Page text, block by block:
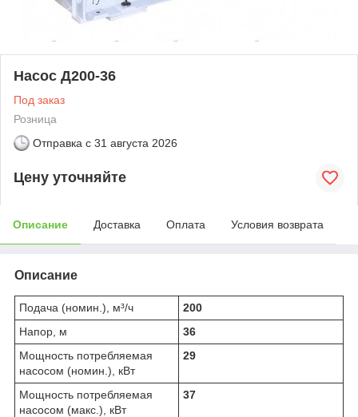
Насос Д200-36
Под заказ
Розница
Отправка с 31 августа 2026
Цену уточняйте
Описание Доставка Оплата Условия возврата
Описание
Подача (номин.), м³/ч
200
Напор, м
36
Мощность потребляемая
насосом (номин.), кВт
29
Мощность потребляемая
насосом (макс.), кВт
37